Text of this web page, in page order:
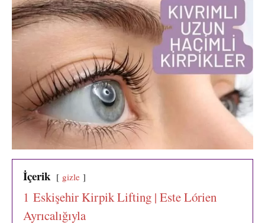
İçerik gizle
1 Eskişehir Kirpik Lifting | Este Lórien
Ayrıcalığıyla